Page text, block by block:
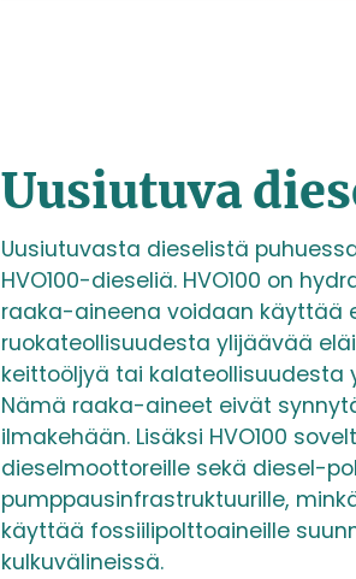
Uusiutuva
Uusiutuvasta dieselistä
HVO100-dieseliä. HVO100 on
raaka-aineena voidaan käyttää
ruokateollisuudesta ylijäävää
keittoöljyä tai kalateollisuudesta
Nämä raaka-aineet eivät
ilmakehään. Lisäksi HVO100
dieselmoottoreille sekä diesel-
pumppausinfrastruktuurille,
käyttää fossiilipolttoaineille
kulkuvälineissä.